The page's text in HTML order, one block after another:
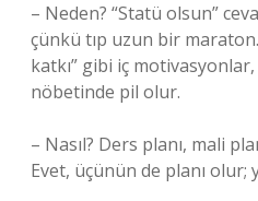
– Neden? “Statü olsun”
çünkü tıp uzun bir
katkı” gibi iç
nöbetinde pil olur.
– Nasıl? Ders planı, mali
Evet, üçünün de planı olur;